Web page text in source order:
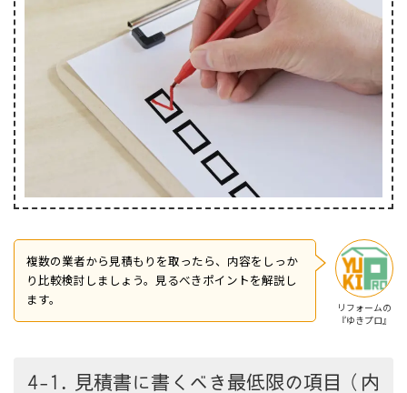
リフォームの
『ゆきプロ』
複数の業者から見積もりを取ったら、内容をしっか
り比較検討しましょう。見るべきポイントを解説し
ます。
4-1. 見積書に書くべき最低限の項目（内